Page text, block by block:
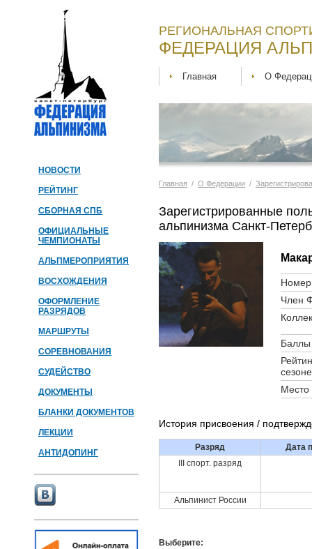
НОВОСТИ
РЕЙТИНГ
СБОРНАЯ СПБ
ОФИЦИАЛЬНЫЕ
ЧЕМПИОНАТЫ
АЛЬПМЕРОПРИЯТИЯ
ВОСХОЖДЕНИЯ
ОФОРМЛЕНИЕ
РАЗРЯДОВ
МАРШРУТЫ
СОРЕВНОВАНИЯ
СУДЕЙСТВО
ДОКУМЕНТЫ
БЛАНКИ ДОКУМЕНТОВ
ЛЕКЦИИ
АНТИДОПИНГ
РЕГИОНАЛЬНАЯ
ФЕДЕРАЦИЯ
Главная О
Главная / О Федерации /
Зарегистрированные
альпинизма Санкт-
Номер
Член
Баллы
сезоне
Место
История присвоения /
Разряд
Дата
III спорт. разряд
Альпинист России
Выберите: